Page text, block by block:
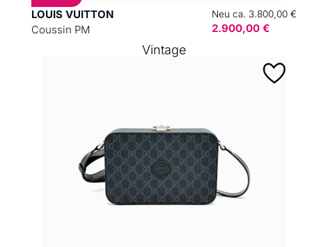
LOUIS VUITTON
Coussin PM
Neu ca. 3.800,00 €
2.900,00 €
Vintage